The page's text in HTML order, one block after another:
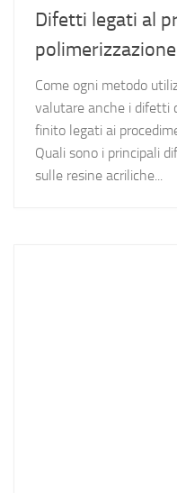
Difetti legati al
polimerizzazione
Come ogni metodo
valutare anche i difetti
finito legati ai
Quali sono i principali
sulle resine acriliche...